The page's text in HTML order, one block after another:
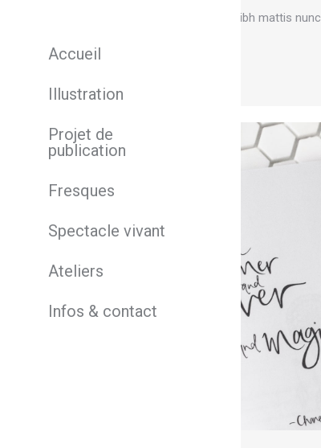
Pellentesque purus et sem nibh mattis nunc
Accueil
Illustration
Projet de
publication
Fresques
Spectacle vivant
Ateliers
Infos & contact